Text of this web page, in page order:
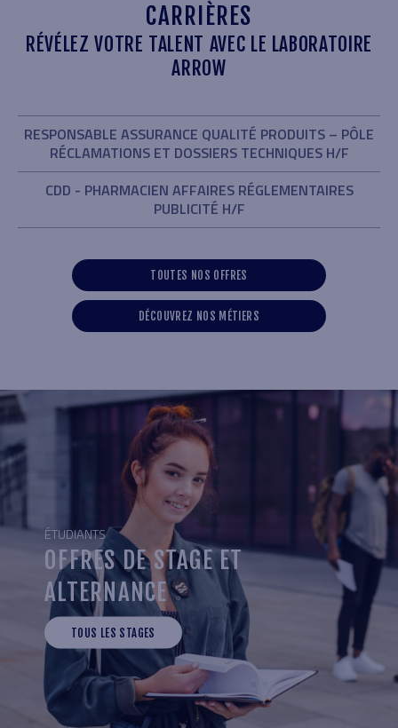
CARRIÈRES
RÉVÉLEZ VOTRE TALENT AVEC LE LABORATOIRE
ARROW
RESPONSABLE ASSURANCE QUALITÉ PRODUITS – PÔLE
RÉCLAMATIONS ET DOSSIERS TECHNIQUES H/F
CDD - PHARMACIEN AFFAIRES RÉGLEMENTAIRES
PUBLICITÉ H/F
TOUTES NOS OFFRES
DÉCOUVREZ NOS MÉTIERS
ÉTUDIANTS
OFFRES DE STAGE ET
ALTERNANCE
TOUS LES STAGES